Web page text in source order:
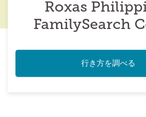
Roxas
FamilySearch
行き方を調べる